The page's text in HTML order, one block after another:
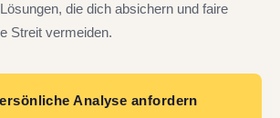
die dich absichern und faire
Streit vermeiden.
Analyse anfordern